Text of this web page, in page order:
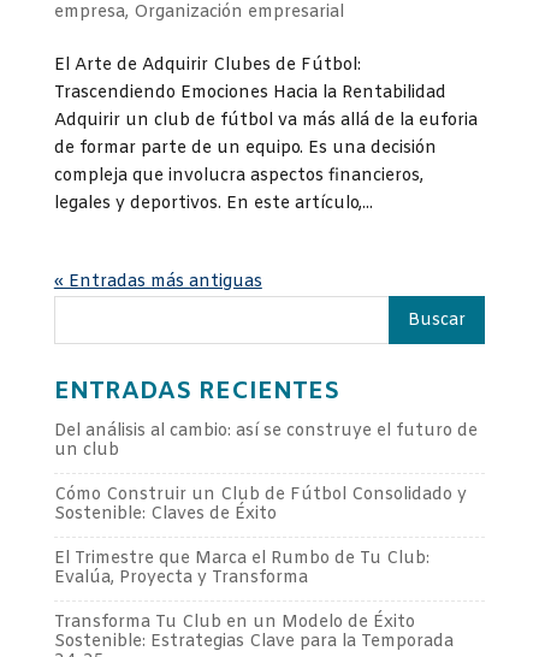
empresa, Organización empresarial
El Arte de Adquirir Clubes de Fútbol:
Trascendiendo Emociones Hacia la Rentabilidad
Adquirir un club de fútbol va más allá de la euforia
de formar parte de un equipo. Es una decisión
compleja que involucra aspectos financieros,
legales y deportivos. En este artículo,...
« Entradas más antiguas
ENTRADAS RECIENTES
Del análisis al cambio: así se construye el futuro de
un club
Cómo Construir un Club de Fútbol Consolidado y
Sostenible: Claves de Éxito
El Trimestre que Marca el Rumbo de Tu Club:
Evalúa, Proyecta y Transforma
Transforma Tu Club en un Modelo de Éxito
Sostenible: Estrategias Clave para la Temporada